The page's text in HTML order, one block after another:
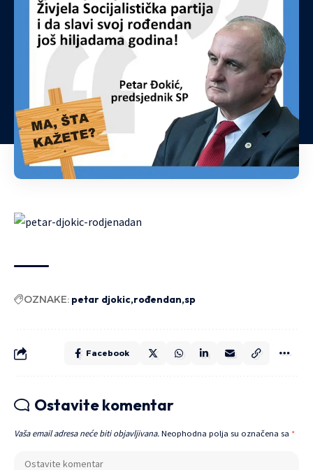
OZNAKE: petar djokic rođendan sp
Facebook
Ostavite komentar
Vaša email adresa neće biti objavljivana. Neophodna polja su označena sa *